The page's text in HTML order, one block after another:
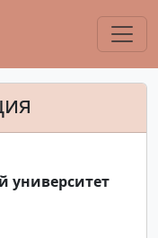
университет